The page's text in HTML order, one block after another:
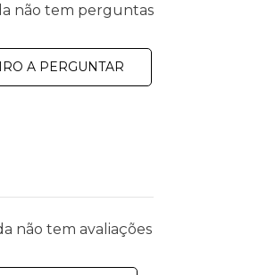
não tem avaliações
não tem perguntas
A PERGUNTAR